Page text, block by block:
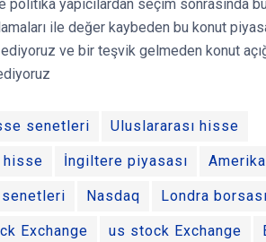
politika yapıcılardan seçim sonrasında
ile değer kaybeden bu konut
ve bir teşvik gelmeden konut
senetleri Uluslararası hisse
hisse İngiltere piyasası
Nasdaq Londra borsası
Exchange us stock Exchange